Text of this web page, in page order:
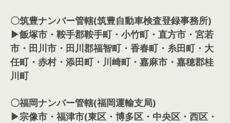
〇筑豊ナンバー管轄(筑豊自動車検査登録事務所)
▶飯塚市・鞍手郡鞍手町・小竹町・直方市・宮若
市・田川市・田川郡福智町・香春町・糸田町・大
任町・赤村・添田町・川崎町・嘉麻市・嘉穂郡桂
川町
〇福岡ナンバー管轄(福岡運輸支局)
▶宗像市・福津市(東区・博多区・中央区・西区・